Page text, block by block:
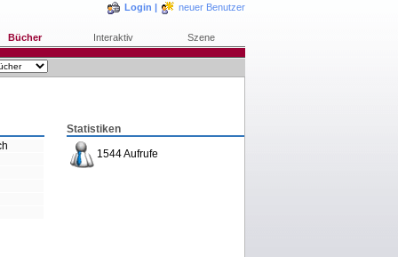
Login | neuer Benutzer
Bücher Interaktiv Szene
Statistiken
1544 Aufrufe